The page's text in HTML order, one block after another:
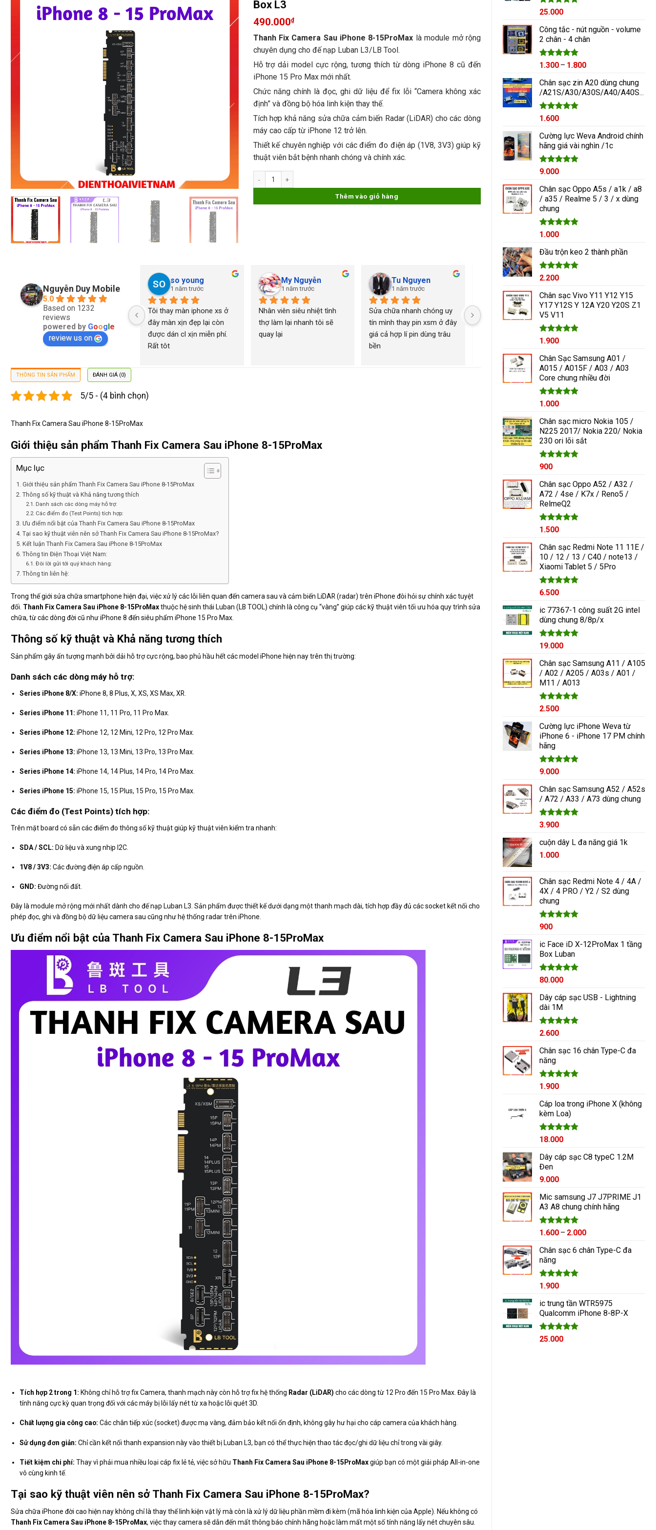
Được xếp
5 sao
25.000
Công tắc - nút nguồn - volume
2 chân - 4 chân
Được xếp
5 sao
1.300 – 1.800Khoảng
từ
1.300₫
Chân sạc zin A20 dùng chung
/A21S/A30/A30S/A40/A40S/A50/A60/A70/M10/M20
Được xếp
5 sao
1.600
Cường lực Weva Android chính
hãng giá vài nghìn /1c
Được xếp
5 sao
9.000
Chân sạc Oppo A5s / a1k / a8
/ a35 / Realme 5 / 3 / x dùng
chung
Được xếp
5 sao
1.000
Đầu trộn keo 2 thành phần
Được xếp
5 sao
2.200
Chân sạc Vivo Y11 Y12 Y15
Y17 Y12S Y 12A Y20 Y20S Z1
V5 V11
Được xếp
5 sao
1.900
Chân Sạc Samsung A01 /
A015 / A015F / A03 / A03
Core chung nhiều đời
Được xếp
5 sao
Giá
là:
1.200₫.
1.000Giá
tại
là:
1.000₫.
Chân sạc micro Nokia 105 /
N225 2017/ Nokia 220/ Nokia
230 ori lõi sắt
Được xếp
5 sao
900
Chân sạc Oppo A52 / A32 /
A72 / 4se / K7x / Reno5 /
RelmeQ2
Được xếp
5 sao
1.500
Chân sạc Redmi Note 11 11E /
10 / 12 / 13 / C40 / note13 /
Xiaomi Tablet 5 / 5Pro
Được xếp
5 sao
6.500
ic 77367-1 công suất 2G intel
dùng chung 8/8p/x
Được xếp
5 sao
19.000
Chân sạc Samsung A11 / A105
/ A02 / A205 / A03s / A01 /
M11 / A013
Được xếp
5 sao
2.500
Cường lực iPhone Weva từ
iPhone 6 - iPhone 17 PM chính
hãng
Được xếp
5 sao
9.000
Chân sạc Samsung A52 / A52s
/ A72 / A33 / A73 dùng chung
Được xếp
5 sao
3.900
cuộn dây L đa năng giá 1k
1.000
Chân sạc Redmi Note 4 / 4A /
4X / 4 PRO / Y2 / S2 dùng
chung
Được xếp
5 sao
900
ic Face iD X-12ProMax 1 tầng
Box Luban
Được xếp
5 sao
80.000
Dây cáp sạc USB - Lightning
dài 1M
Được xếp
5 sao
2.600
Chân sạc 16 chân Type-C đa
năng
Được xếp
5 sao
1.900
Cáp loa trong iPhone X (không
kèm Loa)
Được xếp
5 sao
18.000
Dây cáp sạc C8 typeC 1.2M
Đen
9.000
Mic samsung J7 J7PRIME J1
A3 A8 chung chính hãng
Được xếp
5 sao
1.600 – 2.000Khoảng
từ
Chân sạc 6 chân Type-C đa
năng
Được xếp
5 sao
1.900
ic trung tần WTR5975
Qualcomm iPhone 8-8P-X
Được xếp
Giá
25.000Giá
Box L3
490.000₫
Thanh Fix Camera Sau iPhone 8-15ProMax là module mở rộng
chuyên dụng cho đế nạp Luban L3/LB Tool.
Hỗ trợ dải model cực rộng, tương thích từ dòng iPhone 8 cũ đến
iPhone 15 Pro Max mới nhất.
Chức năng chính là đọc, ghi dữ liệu để fix lỗi “Camera không xác
định” và đồng bộ hóa linh kiện thay thế.
Tích hợp khả năng sửa chữa cảm biến Radar (LiDAR) cho các dòng
máy cao cấp từ iPhone 12 trở lên.
Thiết kế chuyên nghiệp với các điểm đo điện áp (1V8, 3V3) giúp kỹ
thuật viên bắt bệnh nhanh chóng và chính xác.
Thanh Fix Camera Sau iPhone 8-15ProMax Box L3 số lượng
Thêm vào giỏ hàng
Nguyễn Duy Mobile
5.0
Based on 1232
reviews
powered by Google
review us on
so young
1 năm trước
Tôi thay màn iphone xs ở
đây màn xịn đẹp lại còn
được dán cl xịn miễn phí.
Rất tôt
My Nguyễn
1 năm trước
Nhân viên siêu nhiệt tình
thợ làm lại nhanh tôi sẽ
quay lại
Tu Nguyen
1 năm trước
Sửa chữa nhanh chóng uy
tín mình thay pin xsm ở đây
giá cả hợp lí pin dùng trâu
bền
Nguyễn Duy sửa chữa rất
tốt giá hợp lí rẻ so với mặt
Có con máy 8pl nát
THÔNG TIN SẢN PHẨM ĐÁNH GIÁ (0)
5/5 - (4 bình chọn)
Thanh Fix Camera Sau iPhone 8-15ProMax
Giới thiệu sản phẩm Thanh Fix Camera Sau iPhone 8-15ProMax
Mục lục
Giới thiệu sản phẩm Thanh Fix Camera Sau iPhone 8-15ProMax
Thông số kỹ thuật và Khả năng tương thích
Danh sách các dòng máy hỗ trợ:
Các điểm đo (Test Points) tích hợp:
Ưu điểm nổi bật của Thanh Fix Camera Sau iPhone 8-15ProMax
Tại sao kỹ thuật viên nên sở Thanh Fix Camera Sau iPhone 8-15ProMax?
Kết luận Thanh Fix Camera Sau iPhone 8-15ProMax
Thông tin Điện Thoại Việt Nam:
Đôi lời gửi tới quý khách hàng:
Thông tin liên hệ:
Trong thế giới sửa chữa smartphone hiện đại, việc xử lý các lỗi liên quan đến camera sau và cảm biến LiDAR (radar) trên iPhone đòi hỏi sự chính xác tuyệt
đối. Thanh Fix Camera Sau iPhone 8-15ProMaxthuộc hệ sinh thái Luban (LB TOOL) chính là công cụ “vàng” giúp các kỹ thuật viên tối ưu hóa quy trình sửa
chữa, từ các dòng đời cũ như iPhone 8 đến siêu phẩm iPhone 15 Pro Max.
Thông số kỹ thuật và Khả năng tương thích
Sản phẩm gây ấn tượng mạnh bởi dải hỗ trợ cực rộng, bao phủ hầu hết các model iPhone hiện nay trên thị trường:
Danh sách các dòng máy hỗ trợ:
Series iPhone 8/X: iPhone 8, 8 Plus, X, XS, XS Max, XR.
Series iPhone 11: iPhone 11, 11 Pro, 11 Pro Max.
Series iPhone 12: iPhone 12, 12 Mini, 12 Pro, 12 Pro Max.
Series iPhone 13: iPhone 13, 13 Mini, 13 Pro, 13 Pro Max.
Series iPhone 14: iPhone 14, 14 Plus, 14 Pro, 14 Pro Max.
Series iPhone 15: iPhone 15, 15 Plus, 15 Pro, 15 Pro Max.
Các điểm đo (Test Points) tích hợp:
Trên mặt board có sẵn các điểm đo thông số kỹ thuật giúp kỹ thuật viên kiểm tra nhanh:
SDA / SCL: Dữ liệu và xung nhịp I2C.
1V8 / 3V3: Các đường điện áp cấp nguồn.
GND: Đường nối đất.
Đây là module mở rộng mới nhất dành cho đế nạp Luban L3. Sản phẩm được thiết kế dưới dạng một thanh mạch dài, tích hợp đầy đủ các socket kết nối cho
phép đọc, ghi và đồng bộ dữ liệu camera sau cũng như hệ thống radar trên iPhone.
Ưu điểm nổi bật của Thanh Fix Camera Sau iPhone 8-15ProMax
Tích hợp 2 trong 1: Không chỉ hỗ trợ fix Camera, thanh mạch này còn hỗ trợ fix hệ thống Radar (LiDAR) cho các dòng từ 12 Pro đến 15 Pro Max. Đây là
tính năng cực kỳ quan trọng đối với các máy bị lỗi lấy nét từ xa hoặc lỗi quét 3D.
Chất lượng gia công cao: Các chân tiếp xúc (socket) được mạ vàng, đảm bảo kết nối ổn định, không gây hư hại cho cáp camera của khách hàng.
Sử dụng đơn giản: Chỉ cần kết nối thanh expansion này vào thiết bị Luban L3, bạn có thể thực hiện thao tác đọc/ghi dữ liệu chỉ trong vài giây.
Tiết kiệm chi phí: Thay vì phải mua nhiều loại cáp fix lẻ tẻ, việc sở hữu Thanh Fix Camera Sau iPhone 8-15ProMaxgiúp bạn có một giải pháp All-in-one
vô cùng kinh tế.
Tại sao kỹ thuật viên nên sở Thanh Fix Camera Sau iPhone 8-15ProMax?
Sửa chữa iPhone đời cao hiện nay không chỉ là thay thế linh kiện vật lý mà còn là xử lý dữ liệu phần mềm đi kèm (mã hóa linh kiện của Apple). Nếu không có
Thanh Fix Camera Sau iPhone 8-15ProMax, việc thay camera sẽ dẫn đến mất thông báo chính hãng hoặc làm mất một số tính năng lấy nét chuyên sâu.